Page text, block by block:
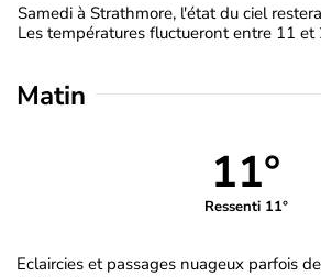
Samedi à Strathmore, l'état du ciel
Les températures fluctueront entre 11 et
Matin
11°
Ressenti 11°
Eclaircies et passages nuageux parfois